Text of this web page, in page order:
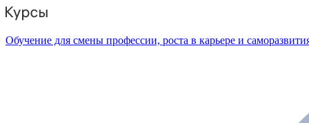
Обучение для смены профессии, роста в карьере и